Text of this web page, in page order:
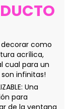
decorar como
acrílica,
cual para un
infinitas!
Una
para